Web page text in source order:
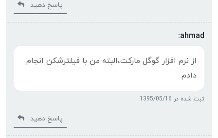
پاسخ دهید
ahmad:
از نرم افزار گوگل مارکت،البته من با فیلترشکن انجام
دادم
ثبت شده در 1395/05/16
پاسخ دهید